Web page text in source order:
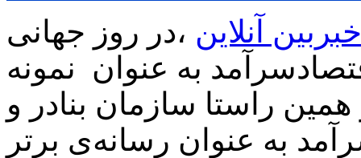
خبربین آنلاین ،در روز جهانی
امسال (۱۴۰۴) اقتصادسرآمد به عنوان نمونه
راستا سازمان بنادر و
به عنوان رسانه‌ی برتر